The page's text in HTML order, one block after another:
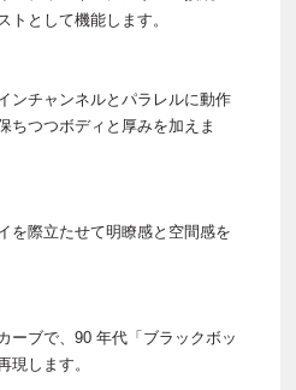
トとして機能します。
ンチャンネルとパラレルに動作
ちつつボディと厚みを加えま
を際立たせて明瞭感と空間感を
ーブで、90 年代「ブラックボッ
現します。